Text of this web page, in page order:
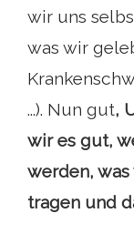
wir uns
was wir
...). Nun gut,
wir es gut,
werden,
tragen und